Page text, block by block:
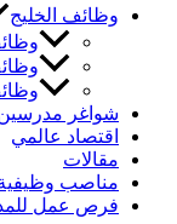
وظائف الخليج
شواغر
اقتصاد عالمي
مقالات
مناصب
فرص عمل